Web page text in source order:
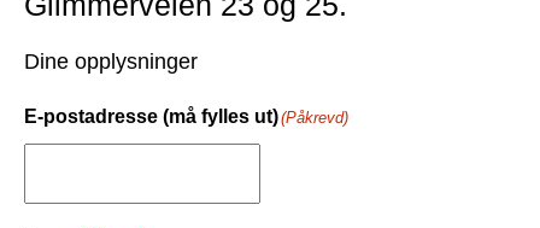
Dine opplysninger
E-postadresse (må fylles ut)(Påkrevd)